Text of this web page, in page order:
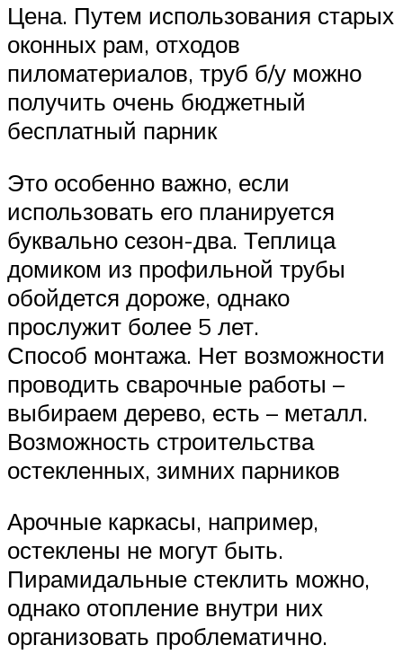
Цена. Путем использования старых
оконных рам, отходов
пиломатериалов, труб б/у можно
получить очень бюджетный
бесплатный парник
Это особенно важно, если
использовать его планируется
буквально сезон-два. Теплица
домиком из профильной трубы
обойдется дороже, однако
прослужит более 5 лет.
Способ монтажа. Нет возможности
проводить сварочные работы –
выбираем дерево, есть – металл.
Возможность строительства
остекленных, зимних парников
Арочные каркасы, например,
остеклены не могут быть.
Пирамидальные стеклить можно,
однако отопление внутри них
организовать проблематично.